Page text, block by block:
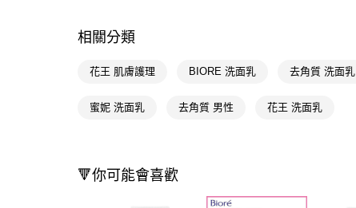
相關分類
花王 肌膚護理 BIORE 洗面乳 去角質 洗面乳
蜜妮 洗面乳 去角質 男性 花王 洗面乳
🔻你可能會喜歡